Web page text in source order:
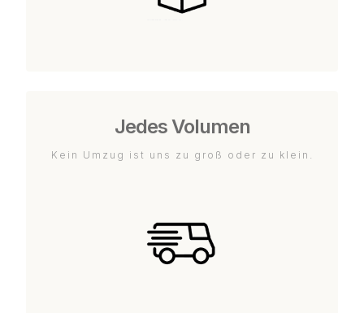
Jedes Volumen
Kein Umzug ist uns zu groß oder zu klein.